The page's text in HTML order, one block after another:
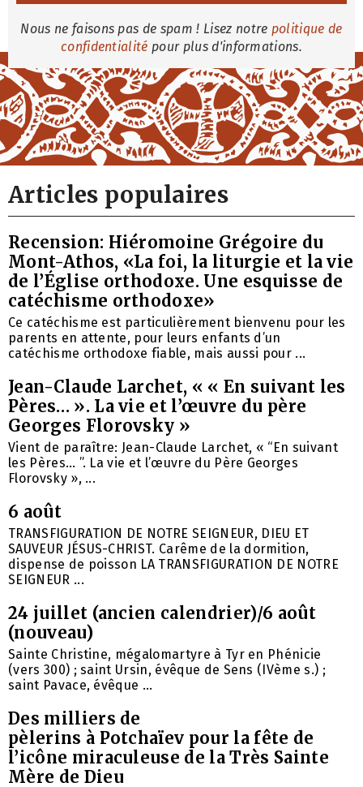
Nous ne faisons pas de spam ! Lisez notre politique de
confidentialité pour plus d'informations.
Articles populaires
Recension: Hiéromoine Grégoire du
Mont-Athos, «La foi, la liturgie et la vie
de l’Église orthodoxe. Une esquisse de
catéchisme orthodoxe»
Ce catéchisme est particulièrement bienvenu pour les
parents en attente, pour leurs enfants d’un
catéchisme orthodoxe fiable, mais aussi pour ...
Jean-Claude Larchet, « « En suivant les
Pères… ». La vie et l’œuvre du père
Georges Florovsky »
Vient de paraître: Jean-Claude Larchet, « “En suivant
les Pères… ”. La vie et l’œuvre du Père Georges
Florovsky », ...
6 août
TRANSFIGURATION DE NOTRE SEIGNEUR, DIEU ET
SAUVEUR JÉSUS-CHRIST. Carême de la dormition,
dispense de poisson LA TRANSFIGURATION DE NOTRE
SEIGNEUR ...
24 juillet (ancien calendrier)/6 août
(nouveau)
Sainte Christine, mégalomartyre à Tyr en Phénicie
(vers 300) ; saint Ursin, évêque de Sens (IVème s.) ;
saint Pavace, évêque ...
Des milliers de
pèlerins à Potchaïev pour la fête de
l’icône miraculeuse de la Très Sainte
Mère de Dieu